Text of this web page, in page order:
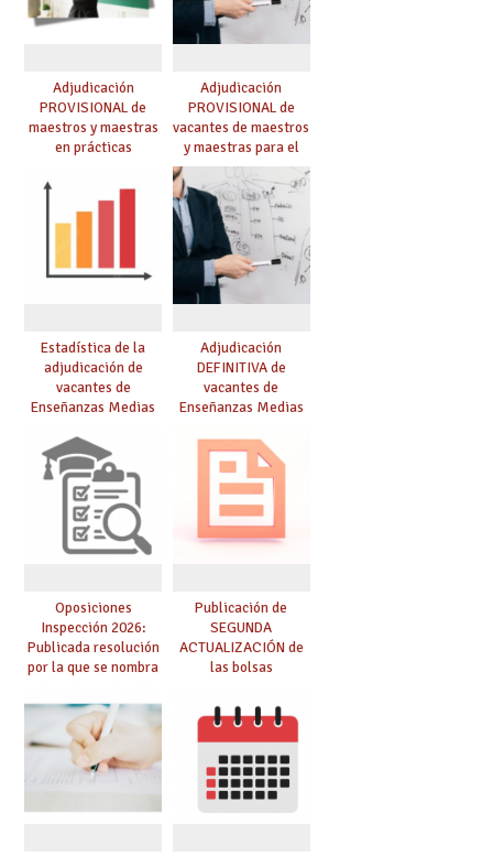
Adjudicación
PROVISIONAL de
maestros y maestras
en prácticas
Adjudicación
PROVISIONAL de
vacantes de maestros
y maestras para el
curso 26-27
Estadística de la
adjudicación de
vacantes de
Enseñanzas Medias
Adjudicación
DEFINITIVA de
vacantes de
Enseñanzas Medias
Oposiciones
Inspección 2026:
Publicada resolución
por la que se nombra
prácticas, se regulan
dichas prácticas y se
convoca acto público
de adjudicación
Publicación de
SEGUNDA
ACTUALIZACIÓN de
las bolsas
Cuerpo de Maestros
de especialidades
convocadas a
oposición